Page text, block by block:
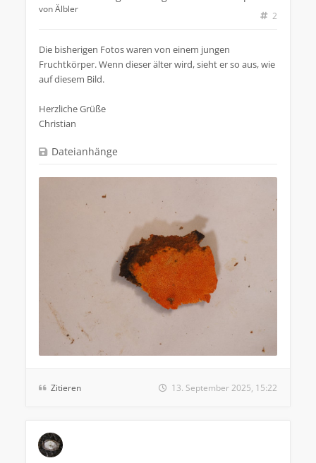
2
vonÄlbler
Die bisherigen Fotos waren von einem jungen
Fruchtkörper. Wenn dieser älter wird, sieht er so aus, wie
auf diesem Bild.
Herzliche Grüße
Christian
Dateianhänge
Zitieren 13. September 2025, 15:22